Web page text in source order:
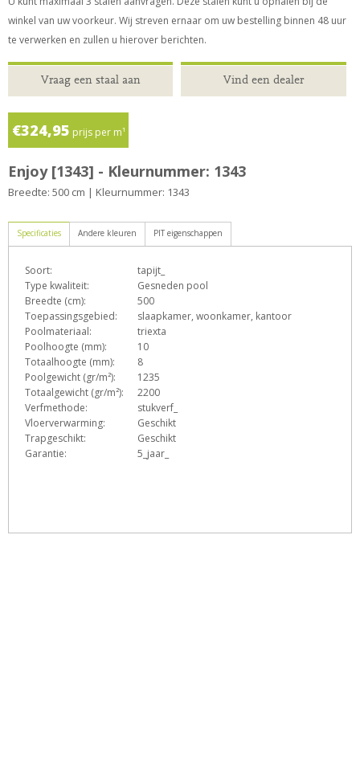
winkel van uw voorkeur. Wij streven ernaar om uw bestelling binnen 48 uur
te verwerken en zullen u hierover berichten.
Vraag een staal aan Vind een dealer
€324,95 prijs per m¹
Enjoy [1343] - Kleurnummer: 1343
Breedte: 500 cm | Kleurnummer: 1343
Specificaties
Soort:
tapijt_
Type kwaliteit:
Gesneden pool
Breedte (cm):
500
Toepassingsgebied:
slaapkamer, woonkamer, kantoor
Poolmateriaal:
triexta
Poolhoogte (mm):
10
Totaalhoogte (mm):
8
Poolgewicht (gr/m²):
1235
Totaalgewicht (gr/m²):
2200
Verfmethode:
stukverf_
Vloerverwarming:
Geschikt
Trapgeschikt:
Geschikt
Garantie:
5_jaar_
Andere kleuren PIT eigenschappen
D Ee h
TZ